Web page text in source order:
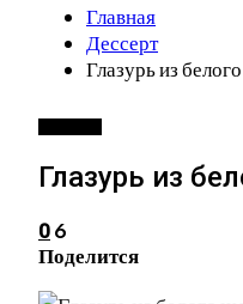
Главная
Дессерт
Глазурь из
Глазурь из
0 6
Поделится